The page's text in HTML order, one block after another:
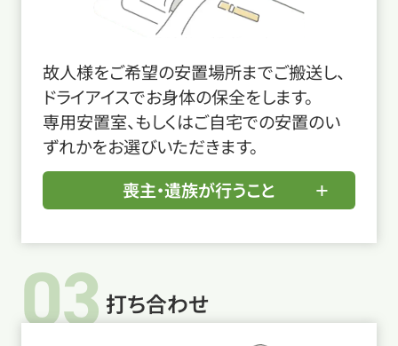
故人様をご希望の安置場所までご搬送し、
ドライアイスでお身体の保全をします。
専用安置室、もしくはご自宅での安置のい
ずれかをお選びいただきます。
喪主・遺族が行うこと
03打ち合わせ